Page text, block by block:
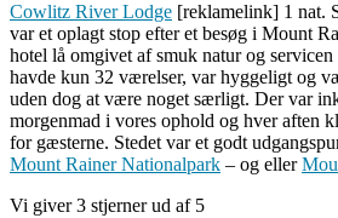
Cowlitz River Lodge [reklamelink] 1 nat.
var et oplagt stop efter et besøg i Mount
hotel lå omgivet af smuk natur og
havde kun 32 værelser, var hyggeligt og
uden dog at være noget særligt. Der var
morgenmad i vores ophold og hver aften
for gæsterne. Stedet var et godt
Mount Rainer Nationalpark – og eller
Vi giver 3 stjerner ud af 5